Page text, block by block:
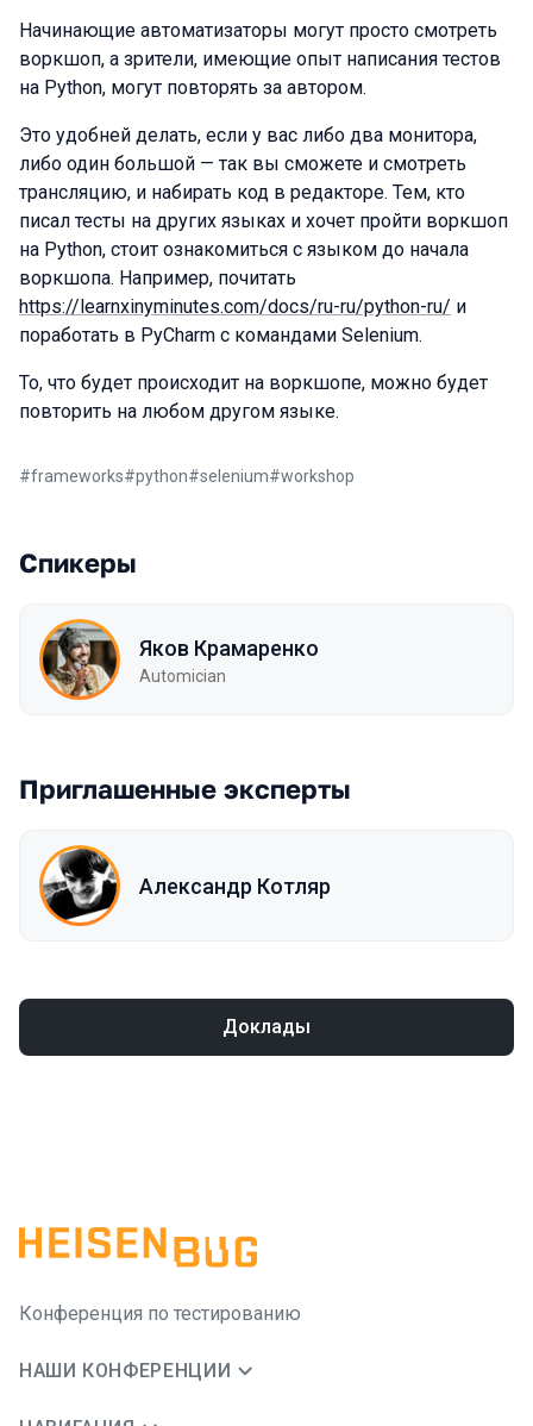
Начинающие автоматизаторы могут просто смотреть
воркшоп, а зрители, имеющие опыт написания тестов
на Python, могут повторять за автором.
Это удобней делать, если у вас либо два монитора,
либо один большой — так вы сможете и смотреть
трансляцию, и набирать код в редакторе. Тем, кто
писал тесты на других языках и хочет пройти воркшоп
на Python, стоит ознакомиться с языком до начала
воркшопа. Например, почитать
https://learnxinyminutes.com/docs/ru-ru/python-ru/ и
поработать в PyCharm с командами Selenium.
То, что будет происходит на воркшопе, можно будет
повторить на любом другом языке.
#frameworks#python#selenium#workshop
Спикеры
Яков Крамаренко
Automician
Приглашенные эксперты
Александр Котляр
Доклады
Конференция по тестированию
НАШИ КОНФЕРЕНЦИИ